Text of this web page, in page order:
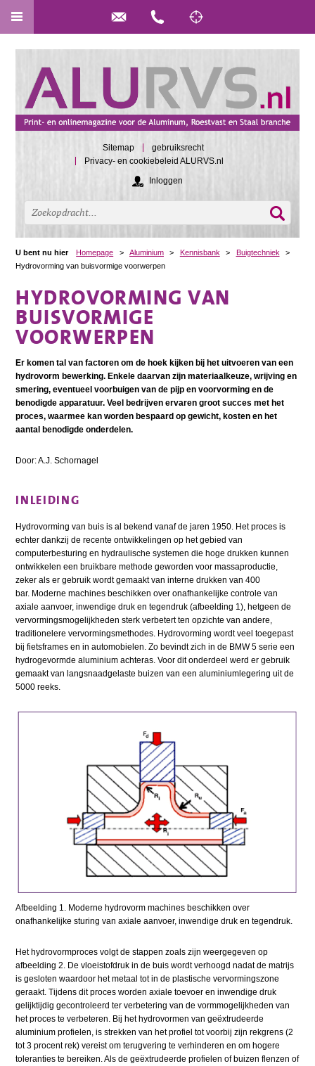
Sitemap
gebruiksrecht
Privacy- en cookiebeleid ALURVS.nl
Inloggen
U bent nu hier Homepage > Aluminium > Kennisbank > Buigtechniek
>
Hydrovorming van buisvormige voorwerpen
HYDROVORMING VAN
BUISVORMIGE
VOORWERPEN
Er komen tal van factoren om de hoek kijken bij het uitvoeren van een
hydrovorm bewerking. Enkele daarvan zijn materiaalkeuze, wrijving en
smering, eventueel voorbuigen van de pijp en voorvorming en de
benodigde apparatuur. Veel bedrijven ervaren groot succes met het
proces, waarmee kan worden bespaard op gewicht, kosten en het
aantal benodigde onderdelen.
Door: A.J. Schornagel
INLEIDING
Hydrovorming van buis is al bekend vanaf de jaren 1950. Het proces is
echter dankzij de recente ontwikkelingen op het gebied van
computerbesturing en hydraulische systemen die hoge drukken kunnen
ontwikkelen een bruikbare methode geworden voor massaproductie,
zeker als er gebruik wordt gemaakt van interne drukken van 400
bar. Moderne machines beschikken over onafhankelijke controle van
axiale aanvoer, inwendige druk en tegendruk (afbeelding 1), hetgeen de
vervormingsmogelijkheden sterk verbetert ten opzichte van andere,
traditionelere vervormingsmethodes. Hydrovorming wordt veel toegepast
bij fietsframes en in automobielen. Zo bevindt zich in de BMW 5 serie een
hydrogevormde aluminium achteras. Voor dit onderdeel werd er gebruik
gemaakt van langsnaadgelaste buizen van een aluminiumlegering uit de
5000 reeks.
Afbeelding 1. Moderne hydrovorm machines beschikken over
onafhankelijke sturing van axiale aanvoer, inwendige druk en tegendruk.
Het hydrovormproces volgt de stappen zoals zijn weergegeven op
afbeelding 2. De vloeistofdruk in de buis wordt verhoogd nadat de matrijs
is gesloten waardoor het metaal tot in de plastische vervormingszone
geraakt. Tijdens dit proces worden axiale toevoer en inwendige druk
gelijktijdig gecontroleerd ter verbetering van de vormmogelijkheden van
het proces te verbeteren. Bij het hydrovormen van geëxtrudeerde
aluminium profielen, is strekken van het profiel tot voorbij zijn rekgrens (2
tot 3 procent rek) vereist om terugvering te verhinderen en om hogere
toleranties te bereiken. Als de geëxtrudeerde profielen of buizen flenzen of